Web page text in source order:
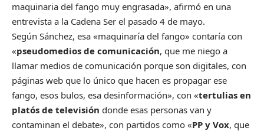
maquinaria del fango muy engrasada», afirmó en una
entrevista a la Cadena Ser el pasado 4 de mayo.
Según Sánchez, esa «maquinaría del fango» contaría con
«pseudomedios de comunicación, que me niego a
llamar medios de comunicación porque son digitales, con
páginas web que lo único que hacen es propagar ese
fango, esos bulos, esa desinformación», con «tertulias en
platós de televisión donde esas personas van y
contaminan el debate», con partidos como «PP y Vox, que